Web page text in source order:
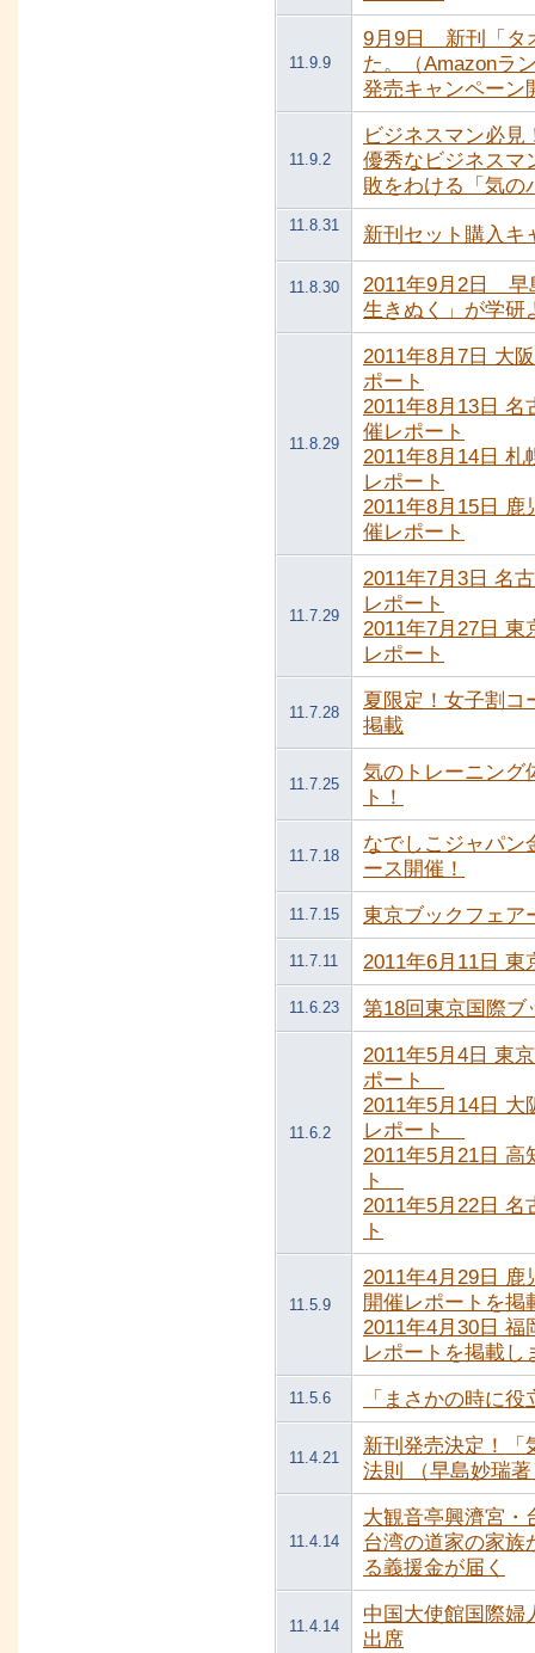
11.9.9
9月9日 新刊「タ
た。（Amazonラ
発売キャンペーン
11.9.2
ビジネスマン必
優秀なビジネスマ
敗をわける「気の
11.8.31 新刊セット購入キ
11.8.30
2011年9月2日 早
生きぬく」が学研
11.8.29
2011年8月7日 大
ポート
2011年8月13日
催レポート
2011年8月14日
レポート
2011年8月15日
催レポート
11.7.29
2011年7月3日 名
レポート
2011年7月27日
レポート
11.7.28
夏限定！女子割
掲載
11.7.25
気のトレーニン
ト！
11.7.18
なでしこジャパン
ース開催！
11.7.15 東京ブックフェア
11.7.11 2011年6月11日
11.6.23 第18回東京国際ブ
11.6.2
2011年5月4日 東
ポート
2011年5月14日
レポート
2011年5月21日
ト
2011年5月22日
ト
11.5.9
2011年4月29日
開催レポートを掲
2011年4月30日
レポートを掲載し
11.5.6 「まさかの時に
11.4.21
新刊発売決定！
法則 （早島妙瑞
11.4.14
大観音亭興濟宮・
台湾の道家の家族
る義援金が届く
11.4.14
中国大使館国際婦
出席